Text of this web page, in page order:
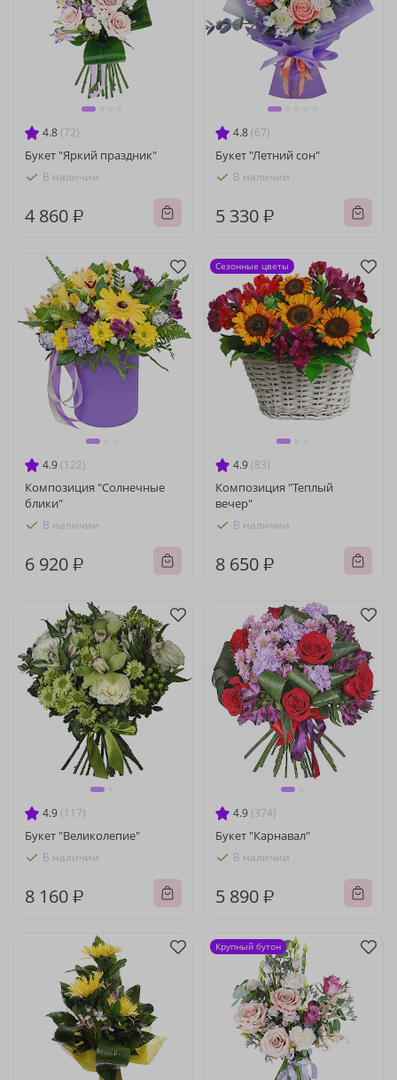
4.8 (72)
Букет "Яркий праздник"
В наличии
4 860 ₽
4.8 (67)
Букет "Летний сон"
В наличии
5 330 ₽
4.9 (122)
Композиция "Солнечные
блики"
В наличии
6 920 ₽
4.9 (83)
Композиция "Теплый
вечер"
В наличии
8 650 ₽
Сезонные цветы
4.9 (117)
Букет "Великолепие"
В наличии
8 160 ₽
4.9 (374)
Букет "Карнавал"
В наличии
5 890 ₽
Крупный бутон